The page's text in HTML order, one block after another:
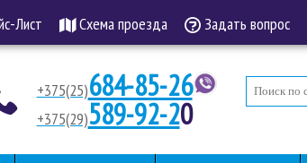
Лист Схема проезда Задать вопрос
+375(25)684-85-26
+375(29)589-92-20